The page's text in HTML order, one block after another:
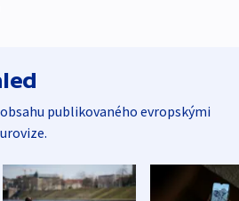
publikovaného evropskými